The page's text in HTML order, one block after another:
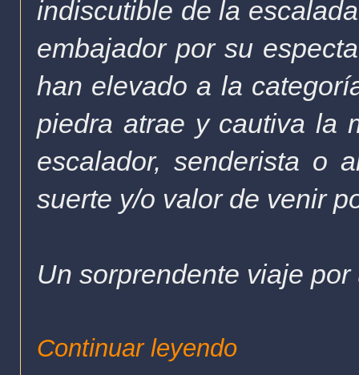
indiscutible de la
embajador por su
han elevado a la
piedra atrae y cautiva la
escalador, senderista o
suerte y/o valor de venir
Un sorprendente viaje
Continuar leyendo